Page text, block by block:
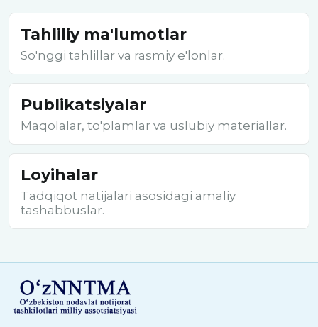
Tahliliy ma'lumotlar
So'nggi tahlillar va rasmiy e'lonlar.
Publikatsiyalar
Maqolalar, to'plamlar va uslubiy materiallar.
Loyihalar
Tadqiqot natijalari asosidagi amaliy
tashabbuslar.